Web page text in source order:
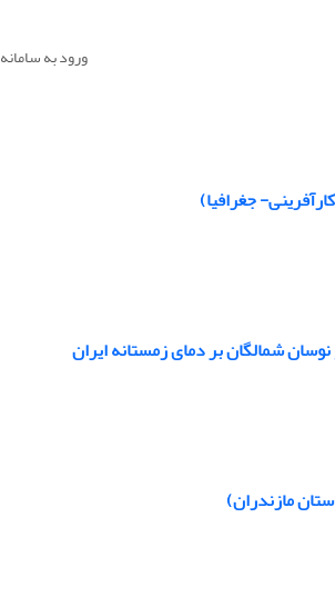
ورود به سامانه
جغرافیا)
شمالگان بر دمای زمستانه ایران
مازندران)